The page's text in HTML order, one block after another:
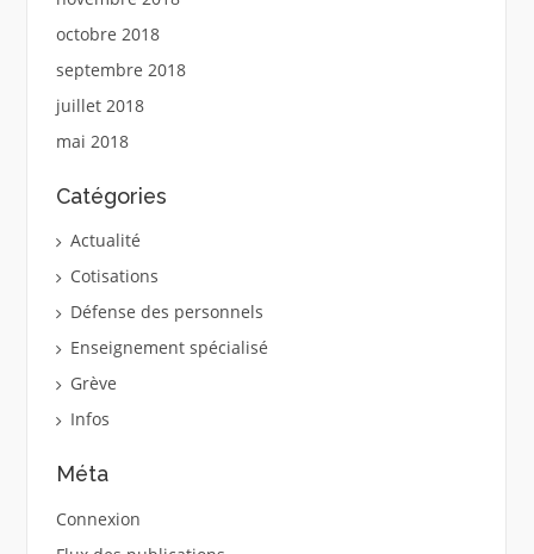
octobre 2018
septembre 2018
juillet 2018
mai 2018
Catégories
Actualité
Cotisations
Défense des personnels
Enseignement spécialisé
Grève
Infos
Méta
Connexion